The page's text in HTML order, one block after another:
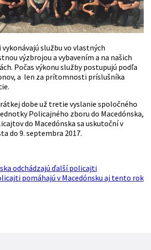
službu vo vlastných
výzbrojou a vybavením a na našich
Počas výkonu služby postupujú podľa
a len za prítomnosti príslušníka
dobe už tretie vyslanie spoločného
Policajného zboru do Macedónska,
do Macedónska sa uskutoční v
do 9. septembra 2017.
odchádzajú ďalší policajti
pomáhajú v Macedónsku aj tento rok